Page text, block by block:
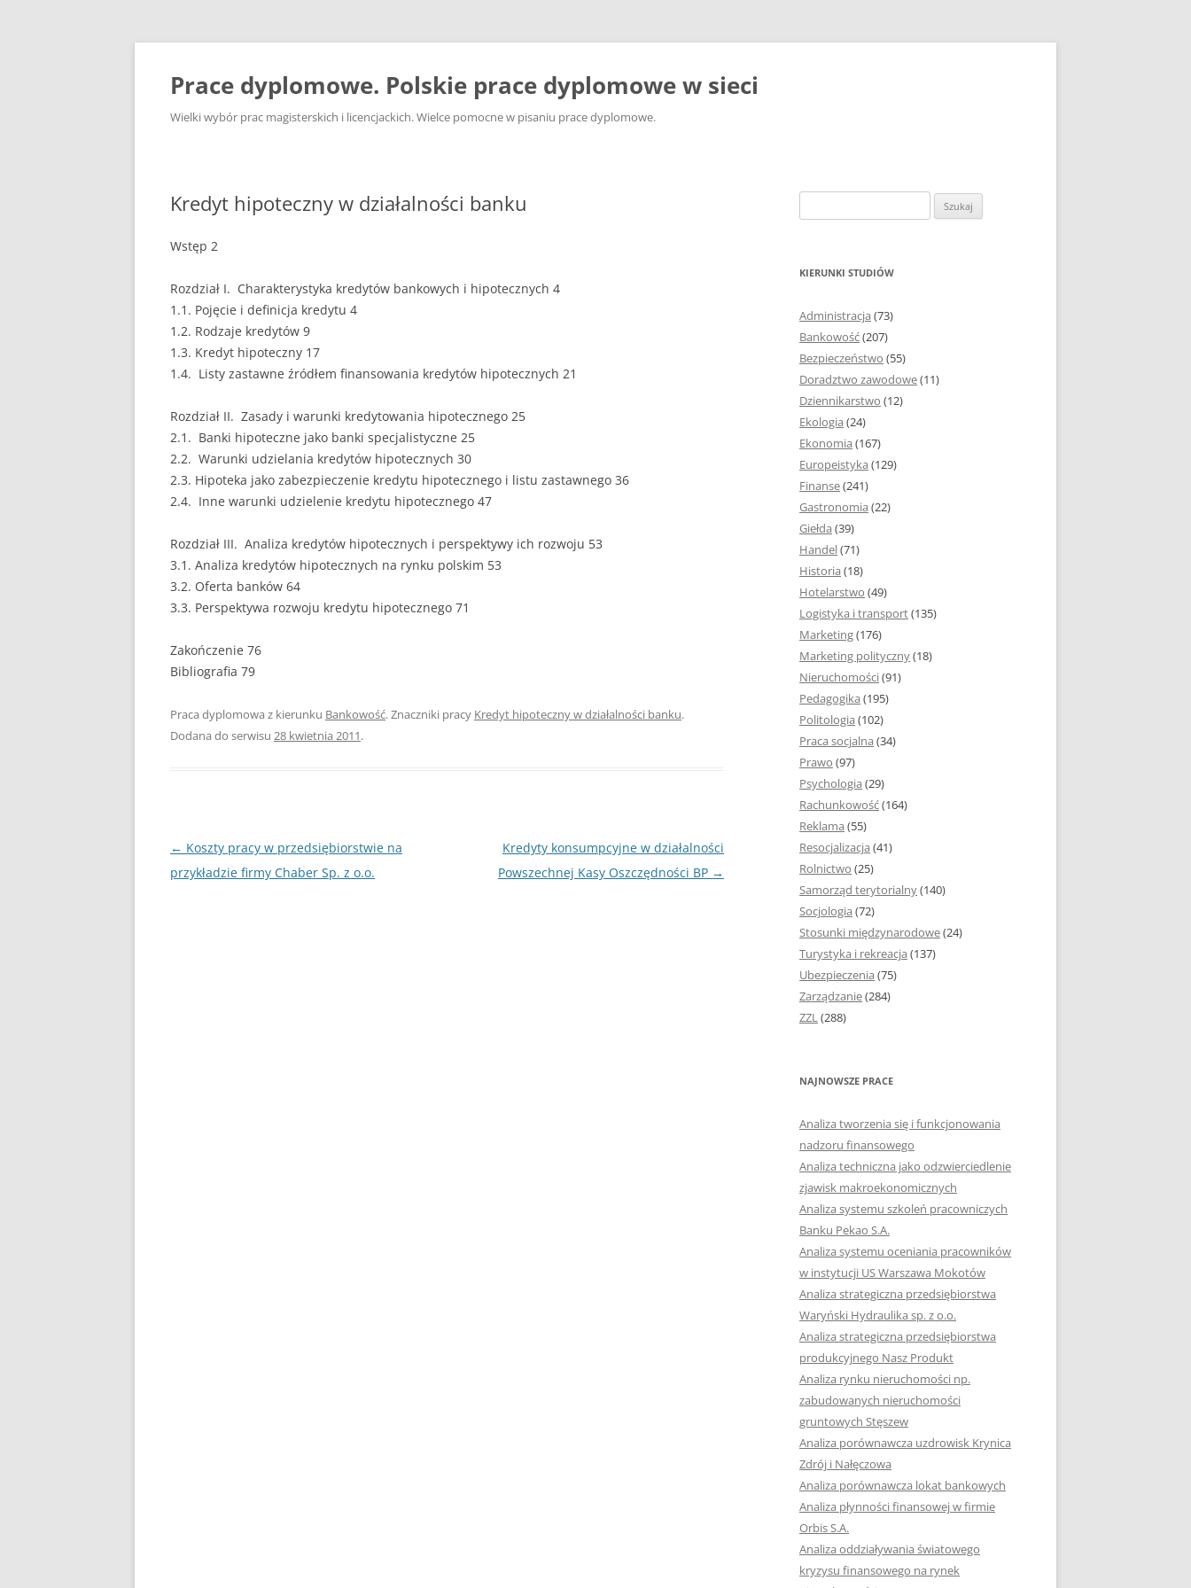
Przejdź
Prace dyplomowe. Polskie prace dyplomowe w sieci
Wielki wybór prac magisterskich i licencjackich. Wielce pomocne w pisaniu prace dyplomowe.
Kredyt hipoteczny w działalności banku
Wstęp 2
Rozdział I. Charakterystyka kredytów bankowych i hipotecznych 4
1.1. Pojęcie i definicja kredytu 4
1.2. Rodzaje kredytów 9
1.3. Kredyt hipoteczny 17
1.4. Listy zastawne źródłem finansowania kredytów hipotecznych 21
Rozdział II. Zasady i warunki kredytowania hipotecznego 25
2.1. Banki hipoteczne jako banki specjalistyczne 25
2.2. Warunki udzielania kredytów hipotecznych 30
2.3. Hipoteka jako zabezpieczenie kredytu hipotecznego i listu zastawnego 36
2.4. Inne warunki udzielenie kredytu hipotecznego 47
Rozdział III. Analiza kredytów hipotecznych i perspektywy ich rozwoju 53
3.1. Analiza kredytów hipotecznych na rynku polskim 53
3.2. Oferta banków 64
3.3. Perspektywa rozwoju kredytu hipotecznego 71
Zakończenie 76
Bibliografia 79
Praca dyplomowa z kierunku Bankowość. Znaczniki pracy Kredyt hipoteczny w działalności banku.
Dodana do serwisu 28 kwietnia 2011.
Nawigacja
wpisu
← Koszty pracy w przedsiębiorstwie na
przykładzie firmy Chaber Sp. z o.o.
Kredyty konsumpcyjne w działalności
Powszechnej Kasy Oszczędności BP →
z
KIERUNKI STUDIÓW
Administracja (73)
Bankowość(207)
Bezpieczeństwo (55)
Doradztwo zawodowe(11)
Dziennikarstwo (12)
Ekologia (24)
Ekonomia (167)
Europeistyka (129)
Finanse(241)
Gastronomia (22)
Giełda (39)
Handel(71)
Historia (18)
Hotelarstwo (49)
Logistyka i transport(135)
Marketing(176)
Marketing polityczny(18)
Nieruchomości(91)
Pedagogika (195)
Politologia (102)
Praca socjalna (34)
Prawo (97)
Psychologia (29)
Rachunkowość(164)
Reklama (55)
Resocjalizacja (41)
Rolnictwo (25)
Samorząd terytorialny(140)
Socjologia (72)
Stosunki międzynarodowe(24)
Turystyka i rekreacja (137)
Ubezpieczenia (75)
Zarządzanie(284)
ZZL(288)
NAJNOWSZE PRACE
Analiza tworzenia się i funkcjonowania
nadzoru finansowego
Analiza techniczna jako odzwierciedlenie
zjawisk makroekonomicznych
Analiza systemu szkoleń pracowniczych
Banku Pekao S.A.
Analiza systemu oceniania pracowników
w instytucji US Warszawa Mokotów
Analiza strategiczna przedsiębiorstwa
Waryński Hydraulika sp. z o.o.
Analiza strategiczna przedsiębiorstwa
produkcyjnego Nasz Produkt
Analiza rynku nieruchomości np.
zabudowanych nieruchomości
gruntowych Stęszew
Analiza porównawcza uzdrowisk Krynica
Zdrój i Nałęczowa
Analiza porównawcza lokat bankowych
Analiza płynności finansowej w firmie
Orbis S.A.
Analiza oddziaływania światowego
kryzysu finansowego na rynek